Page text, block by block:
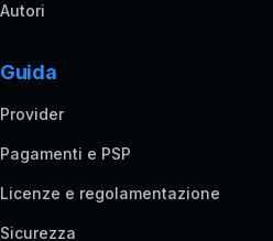
Autori
Guida
Provider
Pagamenti e PSP
Licenze e regolamentazione
Sicurezza